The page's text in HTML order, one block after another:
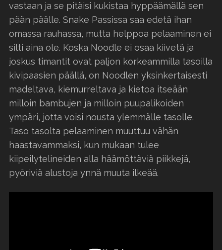
vastaan ja se pitäisi kukistaa hyppäämällä sen
pään päälle. Snake Passissa saa edetä ihan
omassa rauhassa, mutta helppoa pelaaminen ei
silti aina ole. Koska Noodle ei osaa kiivetä ja
joskus timantit ovat paljon korkeammilla tasoilla
kivipaasien päällä, on Noodlen yksinkertaisesti
madeltava, kiemurreltava ja kietoa itseään
milloin bambujen ja milloin puupalikoiden
ympäri, jotta voisi nousta ylemmälle tasolle.
Taso tasolta pelaaminen muuttuu vähän
haastavammaksi, kun mukaan tulee
kiipeilytelineiden alla häämöttäviä piikkejä,
pyöriviä alustoja ynnä muuta ilkeää.